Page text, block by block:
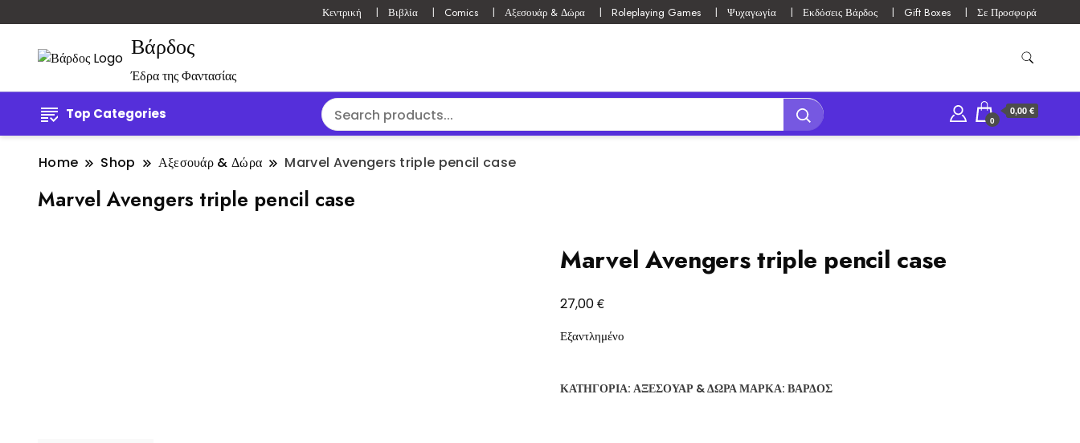
Κεντρική Βιβλία Comics Αξεσουάρ & Δώρα Roleplaying Games Ψυχαγωγία Εκδόσεις Βάρδος Gift Boxes Σε Προσφορά
Βάρδος
Έδρα της Φαντασίας
Top Categories 0
0,00 €
Home Shop Αξεσουάρ & Δώρα Marvel Avengers triple pencil case
Marvel Avengers triple pencil case
Marvel Avengers triple pencil case
27,00€
Εξαντλημένο
ΚΑΤΗΓΟΡΊΑ: ΑΞΕΣΟΥΆΡ & ΔΏΡΑΜΆΡΚΑ: ΒΆΡΔΟΣ